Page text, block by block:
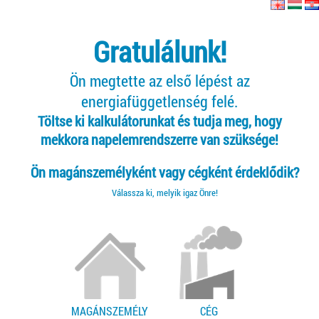
Gratulálunk!
Ön megtette az első lépést az
energiafüggetlenség felé.
Töltse ki kalkulátorunkat és tudja meg, hogy
mekkora napelemrendszerre van szüksége!
Ön magánszemélyként vagy cégként érdeklődik?
Válassza ki, melyik igaz Önre!
MAGÁNSZEMÉLY CÉG